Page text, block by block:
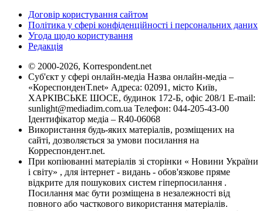
Договір користування сайтом
Політика у сфері конфіденційності і персональних даних
Угода щодо користування
Редакція
© 2000-2026, Korrespondent.net
Суб'єкт у сфері онлайн-медіа Назва онлайн-медіа –
«КореспонденТ.net» Адреса: 02091, місто Київ,
ХАРКІВСЬКЕ ШОСЕ, будинок 172-Б, офіс 208/1 E-mail:
sunlight@mediadim.com.ua Телефон: 044-205-43-00
Ідентифікатор медіа – R40-06068
Використання будь-яких матеріалів, розміщених на
сайті, дозволяється за умови посилання на
Корреспондент.net.
При копіюванні матеріалів зі сторінки « Новини України
і світу» , для інтернет - видань - обов'язкове пряме
відкрите для пошукових систем гіперпосилання .
Посилання має бути розміщена в незалежності від
повного або часткового використання матеріалів.